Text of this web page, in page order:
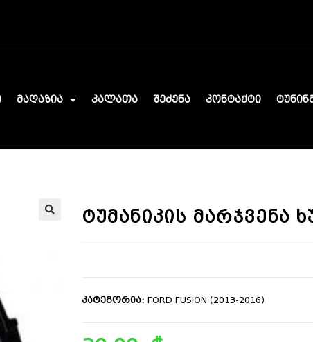
მაღაზია კალათა შეძენა კონტაქტი
ტუმანიკის მარჯვენა
კატეგორია: FORD FUSION (2013-2016)